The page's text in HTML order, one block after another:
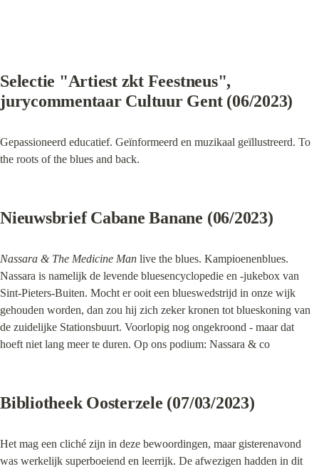
Selectie "Artiest zkt Feestneus",
jurycommentaar Cultuur Gent (06/2023)
Gepassioneerd educatief. Geïnformeerd en muzikaal geïllustreerd. To
the roots of the blues and back.
Nieuwsbrief Cabane Banane (06/2023)
Nassara & The Medicine Man live the blues. Kampioenenblues.
Nassara is namelijk de levende bluesencyclopedie en -jukebox van
Sint-Pieters-Buiten. Mocht er ooit een blueswedstrijd in onze wijk
gehouden worden, dan zou hij zich zeker kronen tot blueskoning van
de zuidelijke Stationsbuurt. Voorlopig nog ongekroond - maar dat
hoeft niet lang meer te duren. Op ons podium: Nassara & co
Bibliotheek Oosterzele (07/03/2023)
Het mag een cliché zijn in deze bewoordingen, maar gisterenavond
was werkelijk superboeiend en leerrijk. De afwezigen hadden in dit